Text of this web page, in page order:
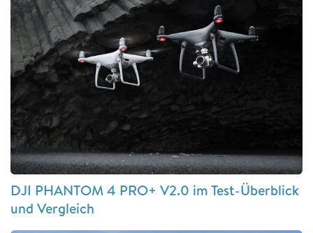
DJI PHANTOM 4 PRO+ V2.0 im Test-Überblick
und Vergleich